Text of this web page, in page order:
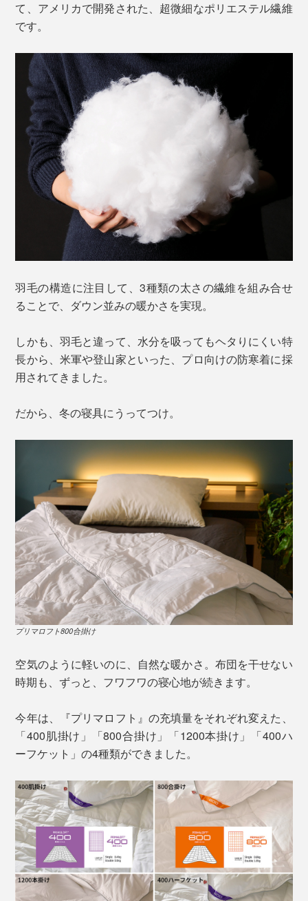
て、アメリカで開発された、超微細なポリエステル繊維
です。
羽毛の構造に注目して、3種類の太さの繊維を組み合せ
ることで、ダウン並みの暖かさを実現。
しかも、羽毛と違って、水分を吸ってもヘタりにくい特
長から、米軍や登山家といった、プロ向けの防寒着に採
用されてきました。
だから、冬の寝具にうってつけ。
プリマロフト800合掛け
空気のように軽いのに、自然な暖かさ。布団を干せない
時期も、ずっと、フワフワの寝心地が続きます。
今年は、『プリマロフト』の充填量をそれぞれ変えた、
「400肌掛け」「800合掛け」「1200本掛け」「400ハ
ーフケット」の4種類ができました。